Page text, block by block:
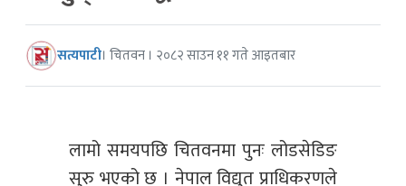
सत्यपाटी। चितवन । २०८२ साउन ११ गते आइतबार
लामो समयपछि चितवनमा पुनः लोडसेडिङ
सुरु भएको छ । नेपाल विद्युत प्राधिकरणले